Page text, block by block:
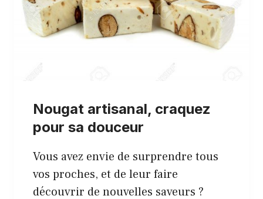
Nougat artisanal, craquez
pour sa douceur
Vous avez envie de surprendre tous
vos proches, et de leur faire
découvrir de nouvelles saveurs ?